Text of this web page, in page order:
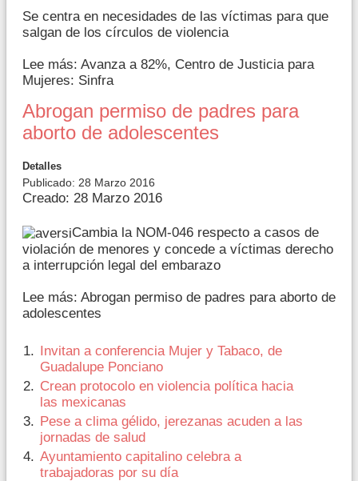
Se centra en necesidades de las víctimas para que
salgan de los círculos de violencia
Lee más: Avanza a 82%, Centro de Justicia para
Mujeres: Sinfra
Abrogan permiso de padres para
aborto de adolescentes
Detalles
Publicado: 28 Marzo 2016
Creado: 28 Marzo 2016
Cambia la NOM-046 respecto a casos de
violación de menores y concede a víctimas derecho
a interrupción legal del embarazo
Lee más: Abrogan permiso de padres para aborto de
adolescentes
Invitan a conferencia Mujer y Tabaco, de
Guadalupe Ponciano
Crean protocolo en violencia política hacia
las mexicanas
Pese a clima gélido, jerezanas acuden a las
jornadas de salud
Ayuntamiento capitalino celebra a
trabajadoras por su día